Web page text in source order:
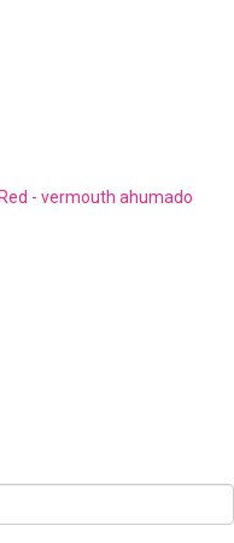
- vermouth ahumado